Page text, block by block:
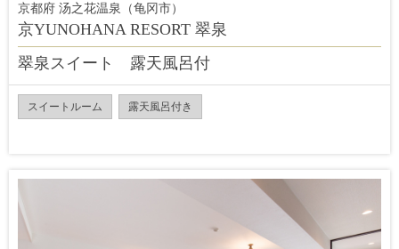
京都府 汤之花温泉（龟冈市）
京YUNOHANA RESORT 翠泉
翠泉スイート 露天風呂付
スイートルーム 露天風呂付き